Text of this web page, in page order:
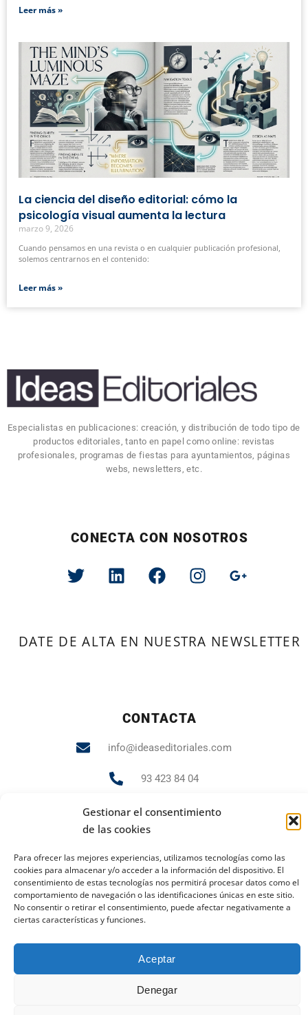
Gestionar el consentimiento
de las cookies
Para ofrecer las mejores experiencias, utilizamos tecnologías como las
cookies para almacenar y/o acceder a la información del dispositivo. El
consentimiento de estas tecnologías nos permitirá procesar datos como el
comportamiento de navegación o las identificaciones únicas en este sitio.
No consentir o retirar el consentimiento, puede afectar negativamente a
ciertas características y funciones.
Aceptar
Denegar
Leer más »
La ciencia del diseño editorial: cómo la
psicología visual aumenta la lectura
marzo 9, 2026
Cuando pensamos en una revista o en cualquier publicación profesional,
solemos centrarnos en el contenido:
Leer más »
Especialistas en publicaciones: creación, y distribución de todo tipo de
productos editoriales, tanto en papel como online: revistas
profesionales, programas de fiestas para ayuntamientos, páginas
webs, newsletters, etc.
CONECTA CON NOSOTROS
DATE DE ALTA EN NUESTRA NEWSLETTER
CONTACTA
info@ideaseditoriales.com
93 423 84 04
607 231 848
PUBLICIDAD Y MARKETING
andrea.gr@ideaseditoriales.com
2023 Todos los derechos reservados